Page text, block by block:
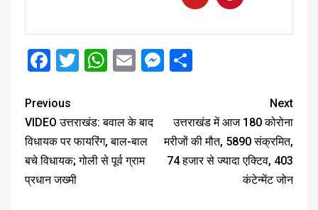
Facebook
TwitterWhatsApp
EmailMessenger
Previous
VIDEO उत्तराखंड: बवाल के बाद
विधायक पर फायरिंग, बाल-बाल
बचे विधायक; गोली से पूर्व ग्राम
प्रधान जख्मी
Next
उत्तराखंड में आज 180 कोरोना
मरीजों की मौत, 5890 संक्रमित,
74 हजार से ज्यादा एक्टिव, 403
कंटेन्मेंट जोन